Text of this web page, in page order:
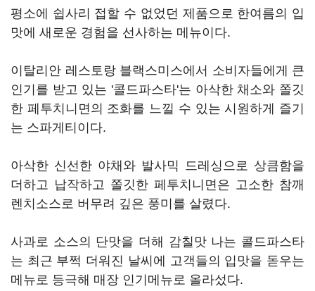
평소에 쉽사리 접할 수 없었던 제품으로 한여름의 입
맛에 새로운 경험을 선사하는 메뉴이다.
이탈리안 레스토랑 블랙스미스에서 소비자들에게 큰
인기를 받고 있는 '콜드파스타'는 아삭한 채소와 쫄깃
한 페투치니면의 조화를 느낄 수 있는 시원하게 즐기
는 스파게티이다.
아삭한 신선한 야채와 발사믹 드레싱으로 상큼함을
더하고 납작하고 쫄깃한 페투치니면은 고소한 참깨
렌치소스로 버무려 깊은 풍미를 살렸다.
사과로 소스의 단맛을 더해 감칠맛 나는 콜드파스타
는 최근 부쩍 더워진 날씨에 고객들의 입맛을 돋우는
메뉴로 등극해 매장 인기메뉴로 올라섰다.